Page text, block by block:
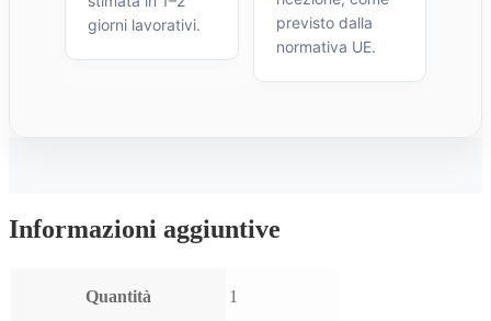
giorni lavorativi.
previsto dalla
normativa UE.
Informazioni aggiuntive
Quantità 1